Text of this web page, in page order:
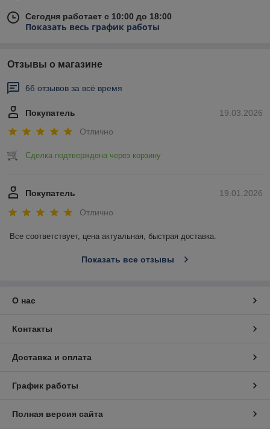
Сегодня работает с 10:00 до 18:00
Показать весь график работы
Отзывы о магазине
66 отзывов за всё время
19.03.2026
Покупатель
Отлично
Сделка подтверждена через корзину
19.01.2026
Покупатель
Отлично
Все соответствует, цена актуальная, быстрая доставка.
Показать все отзывы
О нас
Контакты
Доставка и оплата
График работы
Полная версия сайта